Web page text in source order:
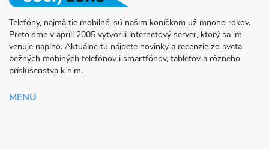
O
PROJEKTE
FONY.SK
Telefóny, najmä tie mobilné, sú našim koníčkom už mnoho rokov.
Preto sme v apríli 2005 vytvorili internetový server, ktorý sa im
venuje naplno. Aktuálne tu nájdete novinky a recenzie zo sveta
bežných mobiných telefónov i smartfónov, tabletov a rôzneho
príslušenstva k nim.
MENU